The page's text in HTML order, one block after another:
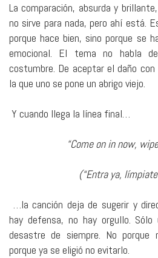
La comparación, absurda y
no sirve para nada, pero ahí está.
porque hace bien, sino porque se
emocional. El tema no habla
costumbre. De aceptar el daño
la que uno se pone un abrigo viejo.
Y cuando llega la línea final…
“Come on in now,
(“Entra ya,
…la canción deja de sugerir y
hay defensa, no hay orgullo.
desastre de siempre. No porque
porque ya se eligió no evitarlo.